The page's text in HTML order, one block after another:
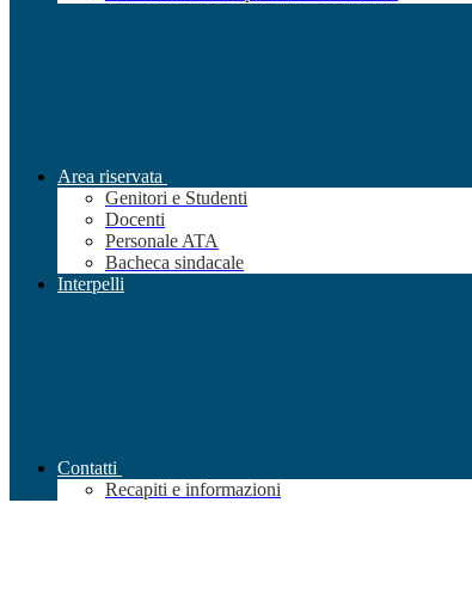
Area riservata
Genitori e Studenti
Docenti
Personale ATA
Bacheca sindacale
Interpelli
Contatti
Recapiti e informazioni